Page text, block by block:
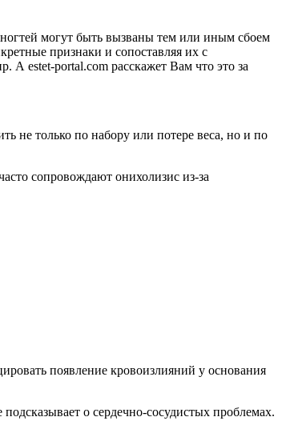
могут быть вызваны тем или иным сбоем
признаки и сопоставляя их с
estet-portal.com расскажет Вам что это за
не только по набору или потере веса, но и по
сопровождают онихолизис из-за
появление кровоизлияний у основания
о сердечно-сосудистых проблемах.